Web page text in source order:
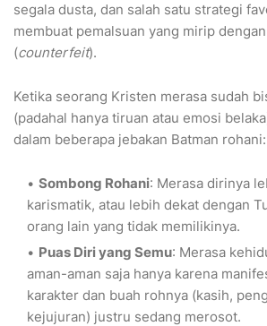
segala dusta, dan salah satu strategi
membuat pemalsuan yang mirip
(counterfeit).
Ketika seorang Kristen merasa sudah
(padahal hanya tiruan atau emosi
dalam beberapa jebakan Batman rohani:
Sombong Rohani: Merasa dirinya
karismatik, atau lebih dekat dengan
orang lain yang tidak memilikinya.
Puas Diri yang Semu: Merasa
aman-aman saja hanya karena
karakter dan buah rohnya (kasih,
kejujuran) justru sedang merosot.